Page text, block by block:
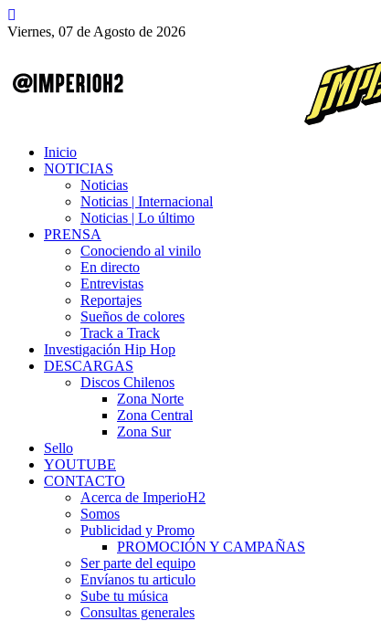
Viernes, 07 de Agosto de 2026
Inicio
NOTICIAS
Noticias
Noticias | Internacional
Noticias | Lo último
PRENSA
Conociendo al vinilo
En directo
Entrevistas
Reportajes
Sueños de colores
Track a Track
Investigación Hip Hop
DESCARGAS
Discos Chilenos
Zona Norte
Zona Central
Zona Sur
Sello
YOUTUBE
CONTACTO
Acerca de ImperioH2
Somos
Publicidad y Promo
PROMOCIÓN Y CAMPAÑAS
Ser parte del equipo
Envíanos tu articulo
Sube tu música
Consultas generales